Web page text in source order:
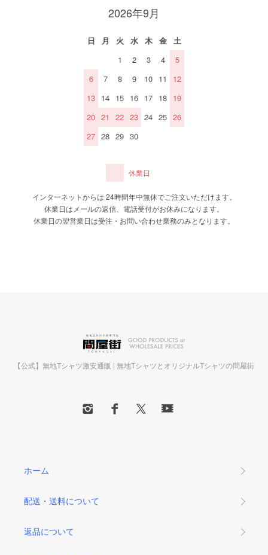
2026年9月
日 月 火 水 木 金
土
1
2 3 4
5
6
7 8 9 10 11
12
13 14 15 16 17 18 19
20 21 22 23 24 25 26
27 28 29 30
休業日
インターネットからは 24時間年中無休でご注文いただけます。
休業日はメールの返信、電話受付がお休みになります。
休業日の翌営業日は受注・お問い合わせ業務のみとなります。
【公式】無地Tシャツ激安通販 | 無地TシャツとオリジナルTシャツの問屋街
ホーム
配送・送料について
返品について